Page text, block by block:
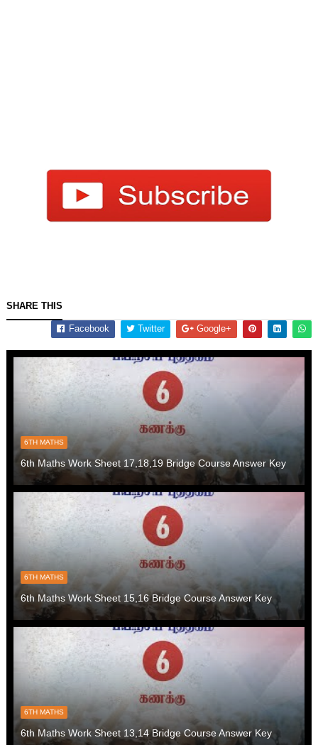
SHARE THIS
Facebook Twitter Google+
6TH MATHS
6th Maths Work Sheet 17,18,19 Bridge Course Answer Key
6TH MATHS
6th Maths Work Sheet 15,16 Bridge Course Answer Key
6TH MATHS
6th Maths Work Sheet 13,14 Bridge Course Answer Key